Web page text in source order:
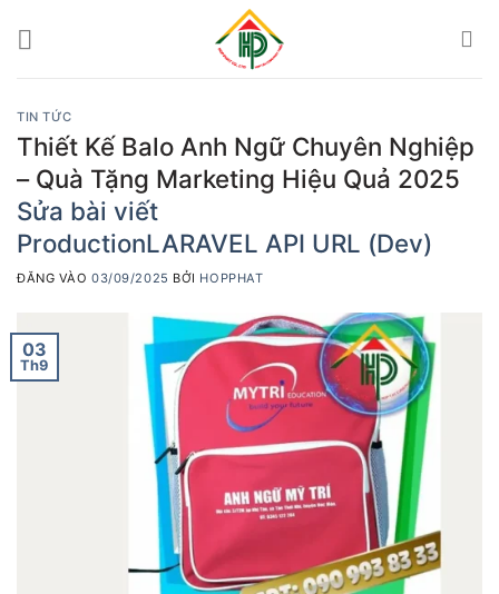
TIN TỨC
Thiết Kế Balo Anh Ngữ Chuyên Nghiệp
– Quà Tặng Marketing Hiệu Quả 2025
Sửa bài viết
ProductionLARAVEL API URL (Dev)
ĐĂNG VÀO03/09/2025 BỞI HOPPHAT
03
Th9